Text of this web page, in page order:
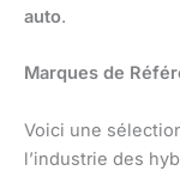
auto.
Marques de
Voici une
l’industrie des